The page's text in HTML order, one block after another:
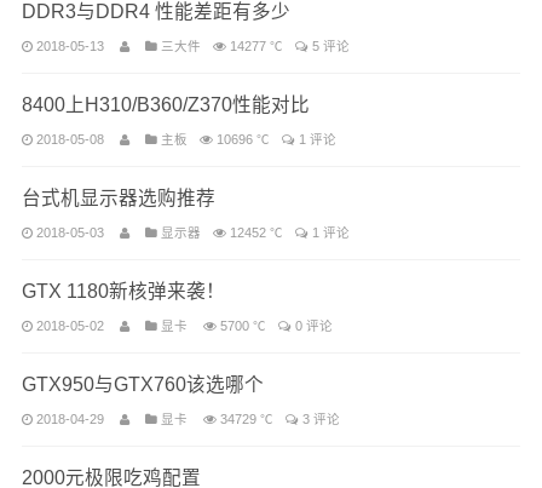
DDR3与DDR4 性能差距有多少
2018-05-13 三大件 14277 ℃ 5 评论
8400上H310/B360/Z370性能对比
2018-05-08 主板 10696 ℃ 1 评论
台式机显示器选购推荐
2018-05-03 显示器 12452 ℃ 1 评论
GTX 1180新核弹来袭！
2018-05-02 显卡 5700 ℃ 0 评论
GTX950与GTX760该选哪个
2018-04-29 显卡 34729 ℃ 3 评论
2000元极限吃鸡配置